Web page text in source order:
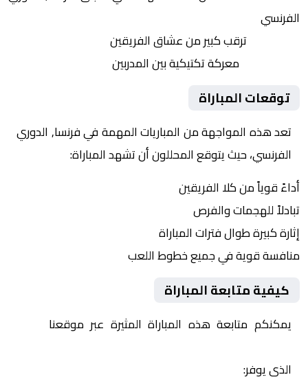
الفرنسي
ترقب كبير من عشاق الفريقين
معركة تكتيكية بين المدربين
توقعات المباراة
تعد هذه المواجهة من المباريات المهمة في فرنسا, الدوري
الفرنسي، حيث يتوقع المحللون أن تشهد المباراة:
أداءً قوياً من كلا الفريقين
تبادلاً للهجمات والفرص
إثارة كبيرة طوال فترات المباراة
منافسة قوية في جميع خطوط اللعب
كيفية متابعة المباراة
يمكنكم متابعة هذه المباراة المثيرة عبر موقعنا
الذي يوفر: